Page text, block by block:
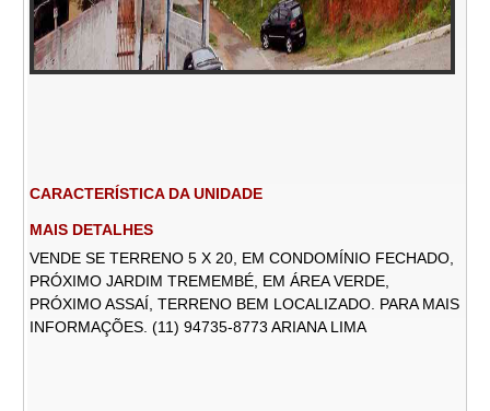
CARACTERÍSTICA DA UNIDADE
MAIS DETALHES
VENDE SE TERRENO 5 X 20, EM CONDOMÍNIO FECHADO,
PRÓXIMO JARDIM TREMEMBÉ, EM ÁREA VERDE,
PRÓXIMO ASSAÍ, TERRENO BEM LOCALIZADO. PARA MAIS
INFORMAÇÕES. (11) 94735-8773 ARIANA LIMA